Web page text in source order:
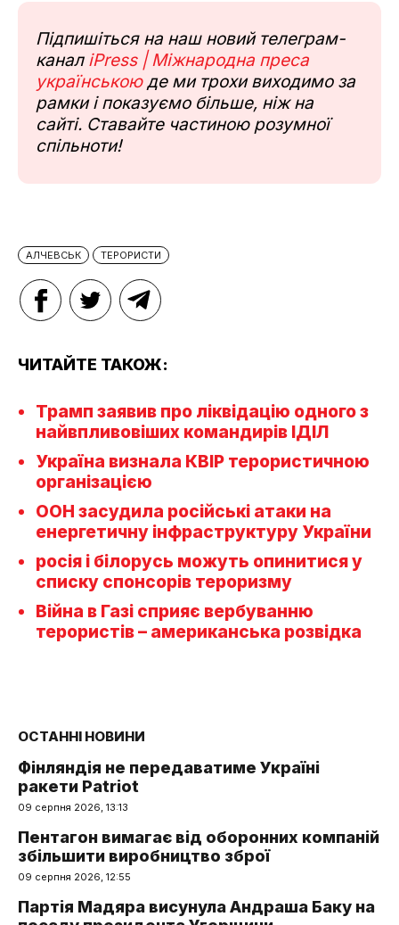
Підпишіться на наш новий телеграм-
канал iPress | Міжнародна преса
українськоюде ми трохи виходимо за
рамки і показуємо більше, ніж на
сайті. Ставайте частиною розумної
спільноти!
АЛЧЕВСЬК ТЕРОРИСТИ
ЧИТАЙТЕ ТАКОЖ:
Трамп заявив про ліквідацію одного з
найвпливовіших командирів ІДІЛ
Україна визнала КВІР терористичною
організацією
ООН засудила російські атаки на
енергетичну інфраструктуру України
росія і білорусь можуть опинитися у
списку спонсорів тероризму
Війна в Газі сприяє вербуванню
терористів – американська розвідка
ОСТАННІ НОВИНИ
Фінляндія не передаватиме Україні
ракети Patriot
09 серпня 2026, 13:13
Пентагон вимагає від оборонних компаній
збільшити виробництво зброї
09 серпня 2026, 12:55
Партія Мадяра висунула Андраша Баку на